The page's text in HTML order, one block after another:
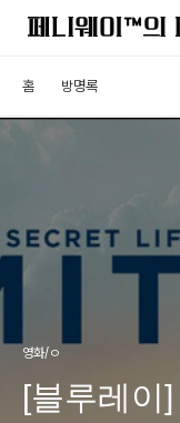
홈 방명록
영화/ㅇ
[블루레이